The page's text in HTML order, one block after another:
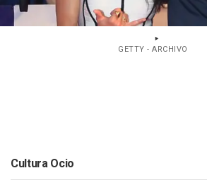
GETTY - ARCHIVO
Cultura Ocio